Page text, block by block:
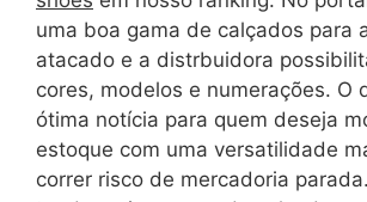
uma boa gama de calçados para
atacado e a distrbuidora
cores, modelos e numerações. O
ótima notícia para quem deseja
estoque com uma versatilidade
correr risco de mercadoria